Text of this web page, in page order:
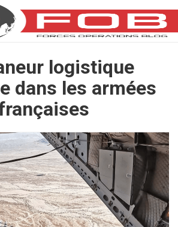
logistique
dans les armées